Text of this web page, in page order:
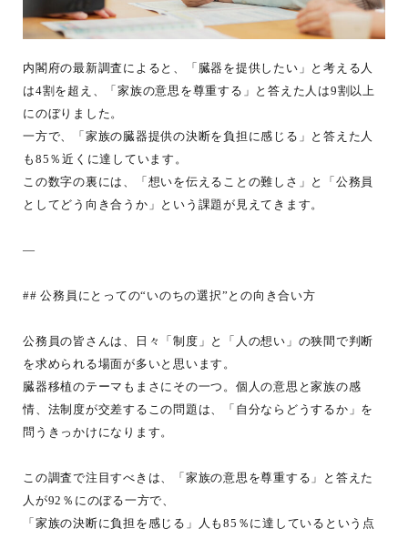
内閣府の最新調査によると、「臓器を提供したい」と考える人
は4割を超え、「家族の意思を尊重する」と答えた人は9割以上
にのぼりました。
一方で、「家族の臓器提供の決断を負担に感じる」と答えた人
も85％近くに達しています。
この数字の裏には、「想いを伝えることの難しさ」と「公務員
としてどう向き合うか」という課題が見えてきます。
—
## 公務員にとっての“いのちの選択”との向き合い方
公務員の皆さんは、日々「制度」と「人の想い」の狭間で判断
を求められる場面が多いと思います。
臓器移植のテーマもまさにその一つ。個人の意思と家族の感
情、法制度が交差するこの問題は、「自分ならどうするか」を
問うきっかけになります。
この調査で注目すべきは、「家族の意思を尊重する」と答えた
人が92％にのぼる一方で、
「家族の決断に負担を感じる」人も85％に達しているという点